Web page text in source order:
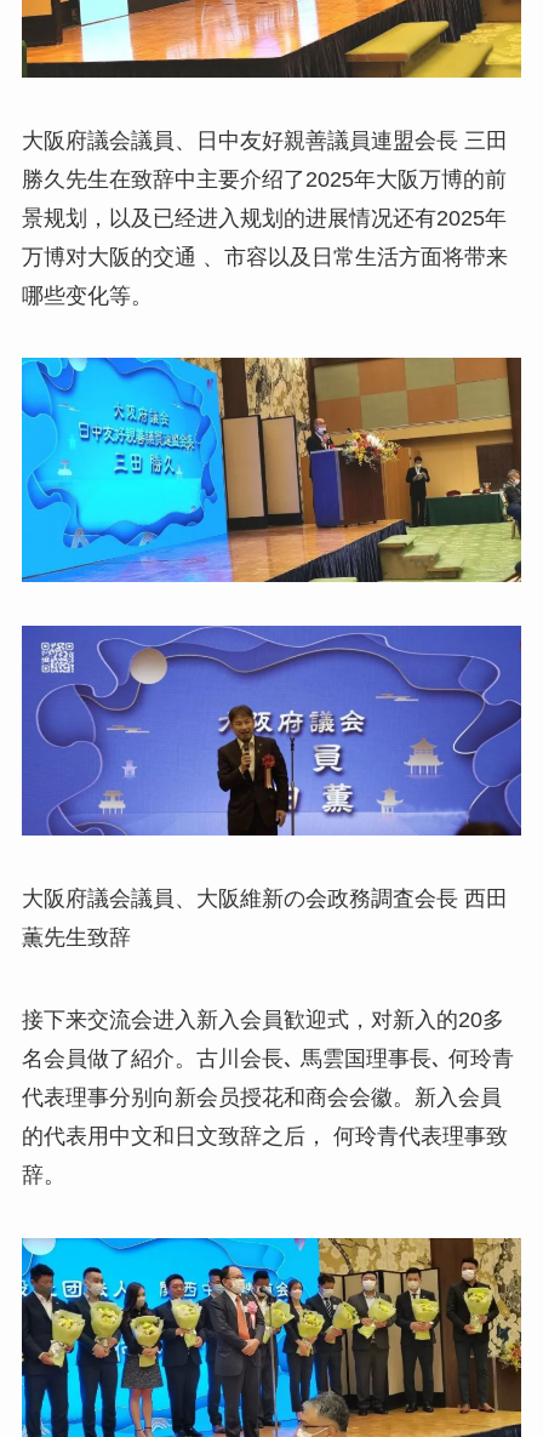
大阪府議会議員、日中友好親善議員連盟会長 三田
勝久先生在致辞中主要介绍了2025年大阪万博的前
景规划，以及已经进入规划的进展情况还有2025年
万博对大阪的交通 、市容以及日常生活方面将带来
哪些变化等。
大阪府議会議員、大阪維新の会政務調査会長 西田
薫先生致辞
接下来交流会进入新入会員歓迎式，对新入的20多
名会員做了紹介。古川会長､ 馬雲国理事長､ 何玲青
代表理事分别向新会员授花和商会会徽。新入会員
的代表用中文和日文致辞之后， 何玲青代表理事致
辞。